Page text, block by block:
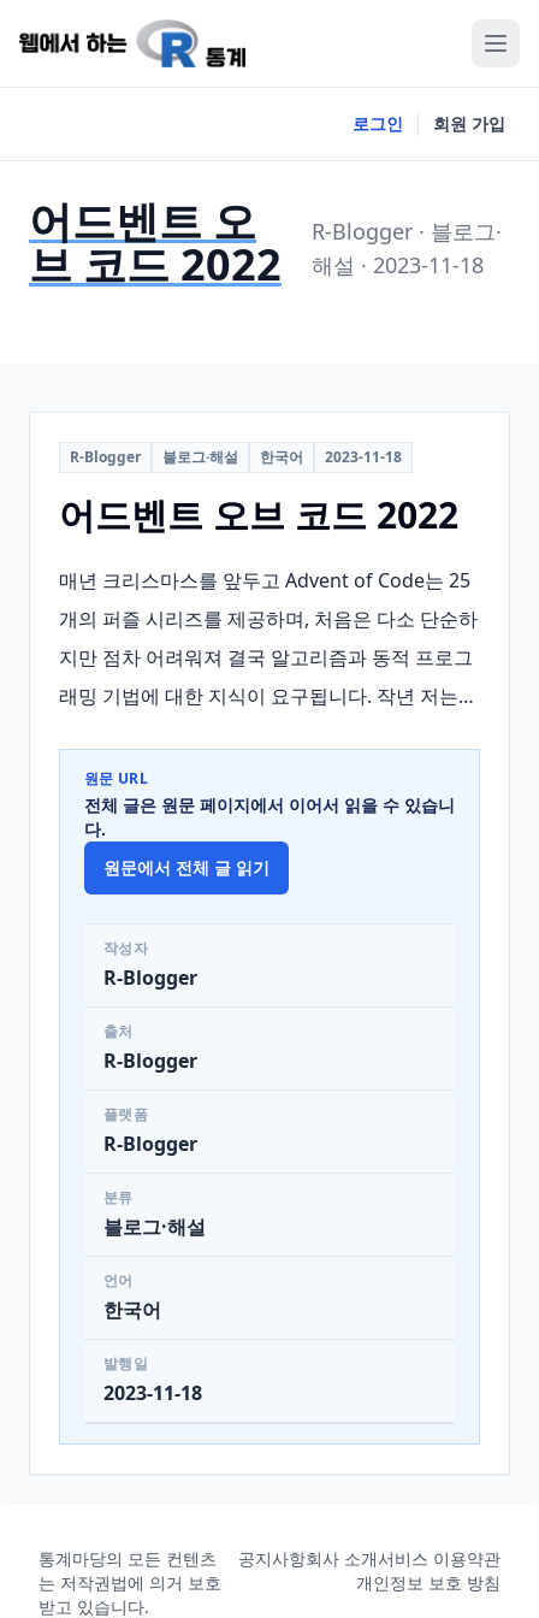
로그인 회원 가입
어드벤트 오
브 코드 2022
R-Blogger · 블로그·
해설 · 2023-11-18
R-Blogger 블로그·해설 한국어 2023-11-18
어드벤트 오브 코드 2022
매년 크리스마스를 앞두고 Advent of Code는 25
개의 퍼즐 시리즈를 제공하며, 처음은 다소 단순하
지만 점차 어려워져 결국 알고리즘과 동적 프로그
래밍 기법에 대한 지식이 요구됩니다. 작년 저는…
원문 URL
전체 글은 원문 페이지에서 이어서 읽을 수 있습니
다.
원문에서 전체 글 읽기
작성자
R-Blogger
출처
R-Blogger
플랫폼
R-Blogger
분류
블로그·해설
언어
한국어
발행일
2023-11-18
통계마당의 모든 컨텐츠
는 저작권법에 의거 보호
받고 있습니다.
공지사항회사 소개서비스 이용약관
개인정보 보호 방침